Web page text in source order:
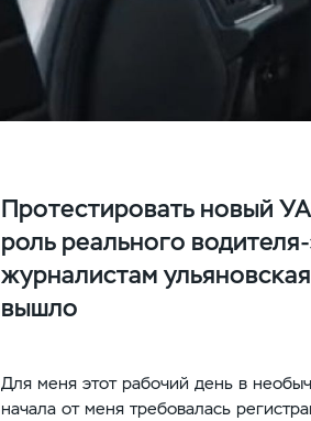
Протестировать новый
роль реального
журналистам
вышло
Для меня этот рабочий день в
начала от меня требовалась